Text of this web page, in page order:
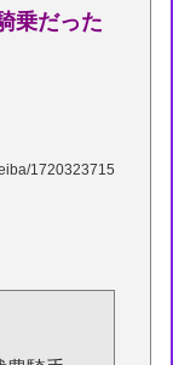
乗だった
1720323715